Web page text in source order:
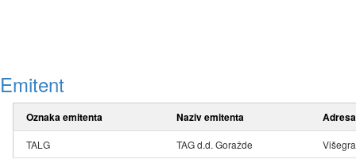
Emitent
Oznaka emitenta Naziv emitenta Adresa
TALG TAG d.d. Goražde